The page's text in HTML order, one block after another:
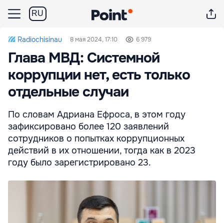
RU
Radiochisinau 8 мая 2024, 17:10 6 979
Глава МВД: Системной
коррупции нет, есть только
отдельные случаи
По словам Адриана Ефроса, в этом году
зафиксировано более 120 заявлений
сотрудников о попытках коррупционных
действий в их отношении, тогда как в 2023
году было зарегистрировано 23.